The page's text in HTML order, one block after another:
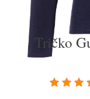
Tričko